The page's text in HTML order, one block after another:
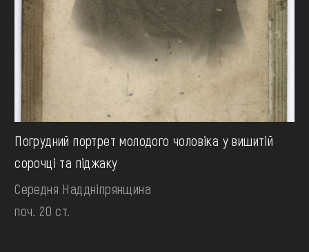
Погрудний портрет молодого чоловіка у вишитій
сорочці та піджаку
Середня Наддніпрянщина
поч. 20 ст.